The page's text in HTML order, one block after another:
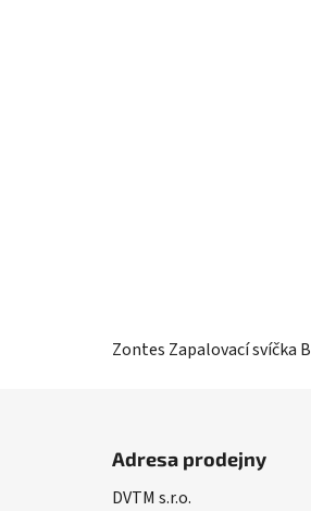
Zontes Zapalovací svíčka
Adresa prodejny
DVTM s.r.o.